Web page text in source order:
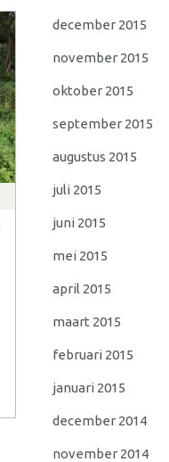
december 2015
november 2015
oktober 2015
september 2015
augustus 2015
juli 2015
juni 2015
mei 2015
april 2015
maart 2015
februari 2015
januari 2015
december 2014
november 2014